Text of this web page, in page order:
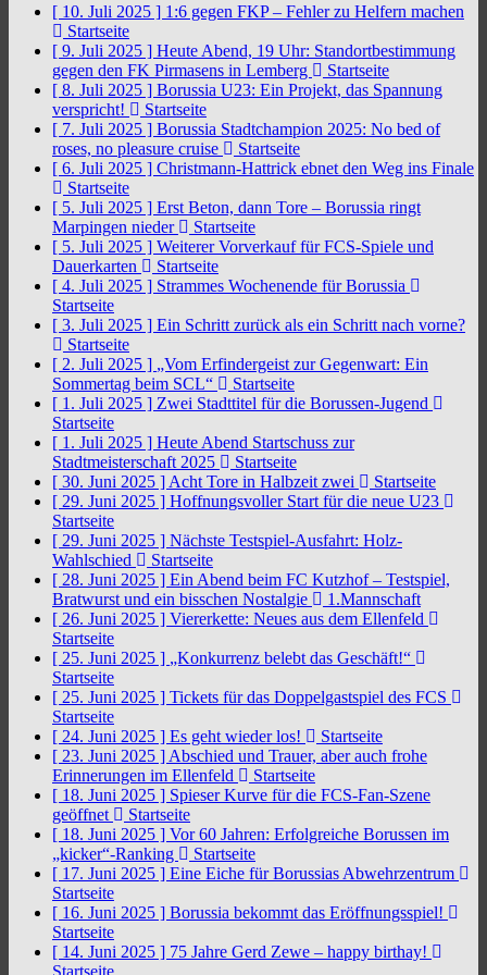
[ 10. Juli 2025 ] 1:6 gegen FKP – Fehler zu Helfern machen
Startseite
[ 9. Juli 2025 ] Heute Abend, 19 Uhr: Standortbestimmung
gegen den FK Pirmasens in Lemberg
Startseite
[ 8. Juli 2025 ] Borussia U23: Ein Projekt, das Spannung
verspricht!
Startseite
[ 7. Juli 2025 ] Borussia Stadtchampion 2025: No bed of
roses, no pleasure cruise
Startseite
[ 6. Juli 2025 ] Christmann-Hattrick ebnet den Weg ins Finale
Startseite
[ 5. Juli 2025 ] Erst Beton, dann Tore – Borussia ringt
Marpingen nieder
Startseite
[ 5. Juli 2025 ] Weiterer Vorverkauf für FCS-Spiele und
Dauerkarten
Startseite
[ 4. Juli 2025 ] Strammes Wochenende für Borussia
Startseite
[ 3. Juli 2025 ] Ein Schritt zurück als ein Schritt nach vorne?
Startseite
[ 2. Juli 2025 ] „Vom Erfindergeist zur Gegenwart: Ein
Sommertag beim SCL“
Startseite
[ 1. Juli 2025 ] Zwei Stadttitel für die Borussen-Jugend
Startseite
[ 1. Juli 2025 ] Heute Abend Startschuss zur
Stadtmeisterschaft 2025
Startseite
[ 30. Juni 2025 ] Acht Tore in Halbzeit zwei
Startseite
[ 29. Juni 2025 ] Hoffnungsvoller Start für die neue U23
Startseite
[ 29. Juni 2025 ] Nächste Testspiel-Ausfahrt: Holz-
Wahlschied
Startseite
[ 28. Juni 2025 ] Ein Abend beim FC Kutzhof – Testspiel,
Bratwurst und ein bisschen Nostalgie
1.Mannschaft
[ 26. Juni 2025 ] Viererkette: Neues aus dem Ellenfeld
Startseite
[ 25. Juni 2025 ] „Konkurrenz belebt das Geschäft!“
Startseite
[ 25. Juni 2025 ] Tickets für das Doppelgastspiel des FCS
Startseite
[ 24. Juni 2025 ] Es geht wieder los!
Startseite
[ 23. Juni 2025 ] Abschied und Trauer, aber auch frohe
Erinnerungen im Ellenfeld
Startseite
[ 18. Juni 2025 ] Spieser Kurve für die FCS-Fan-Szene
geöffnet
Startseite
[ 18. Juni 2025 ] Vor 60 Jahren: Erfolgreiche Borussen im
„kicker“-Ranking
Startseite
[ 17. Juni 2025 ] Eine Eiche für Borussias Abwehrzentrum
Startseite
[ 16. Juni 2025 ] Borussia bekommt das Eröffnungsspiel!
Startseite
[ 14. Juni 2025 ] 75 Jahre Gerd Zewe – happy birthay!
Startseite